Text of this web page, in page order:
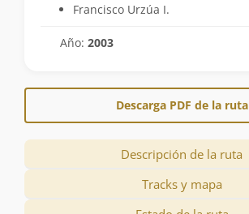
Francisco Urzúa I.
Año: 2003
Descarga PDF de la ruta
Descripción de la ruta
Tracks y mapa